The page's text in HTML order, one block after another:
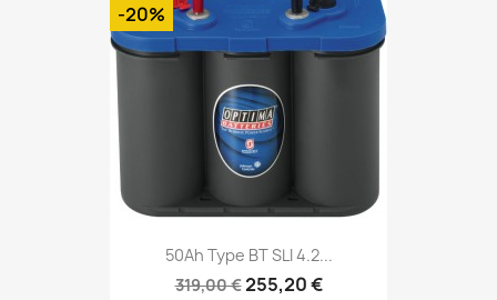
50Ah Type BT SLI 4.2...
319,00 €255,20 €
-20%